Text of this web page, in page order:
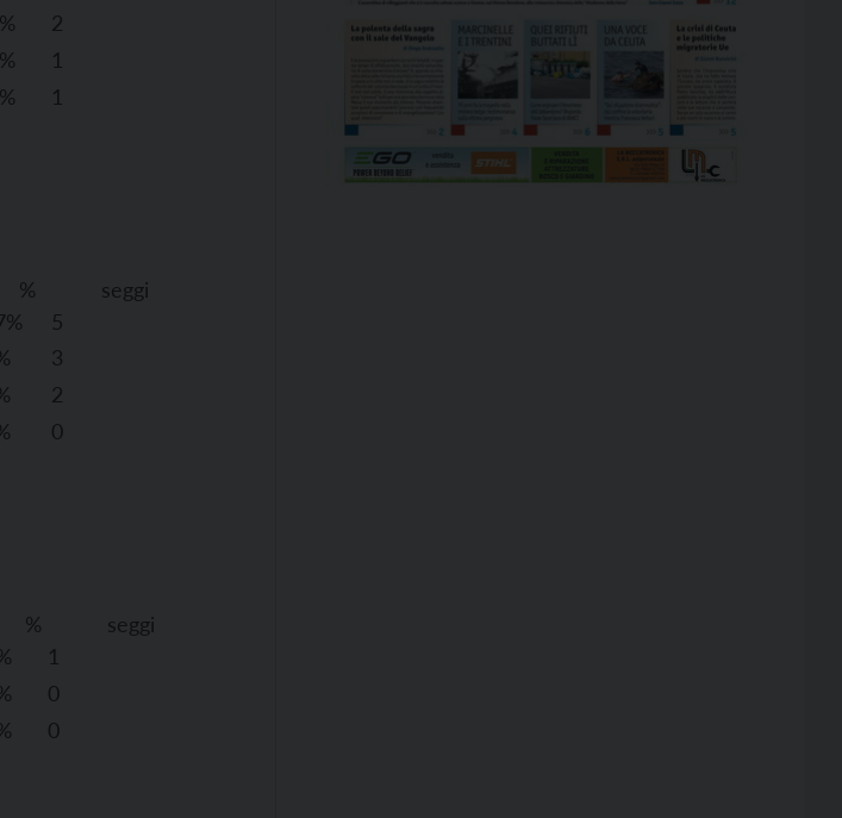
2
1
1
5
3
2
0
1
0
0